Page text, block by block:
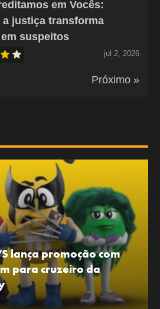
em Vocês:
a justiça transforma
suspeitos
jul 2, 2026
Próximo »
lança promoção com
para cruzeiro da